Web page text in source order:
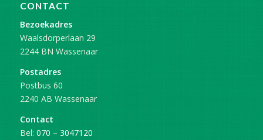
CONTACT
Bezoekadres
Waalsdorperlaan 29
2244 BN Wassenaar
Postadres
Postbus 60
2240 AB Wassenaar
Contact
Bel: 070 – 3047120